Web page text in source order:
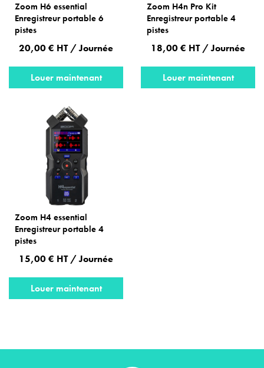
Zoom H6 essential
Enregistreur portable 6
pistes
20,00 € HT / Journée
Louer maintenant
Zoom H4n Pro Kit
Enregistreur portable 4
pistes
18,00 € HT / Journée
Louer maintenant
Zoom H4 essential
Enregistreur portable 4
pistes
15,00 € HT / Journée
Louer maintenant